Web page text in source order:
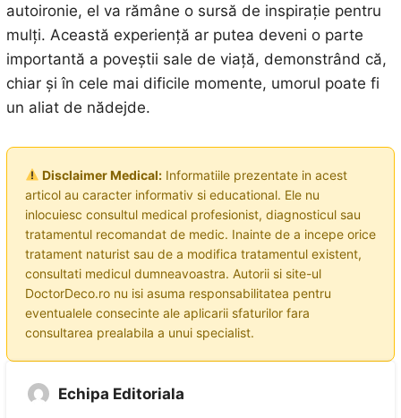
autoironie, el va rămâne o sursă de inspirație pentru
mulți. Această experiență ar putea deveni o parte
importantă a poveștii sale de viață, demonstrând că,
chiar și în cele mai dificile momente, umorul poate fi
un aliat de nădejde.
Disclaimer Medical:Informatiile prezentate in acest
articol au caracter informativ si educational. Ele nu
inlocuiesc consultul medical profesionist, diagnosticul sau
tratamentul recomandat de medic. Inainte de a incepe orice
tratament naturist sau de a modifica tratamentul existent,
consultati medicul dumneavoastra. Autorii si site-ul
DoctorDeco.ro nu isi asuma responsabilitatea pentru
eventualele consecinte ale aplicarii sfaturilor fara
consultarea prealabila a unui specialist.
Echipa Editoriala